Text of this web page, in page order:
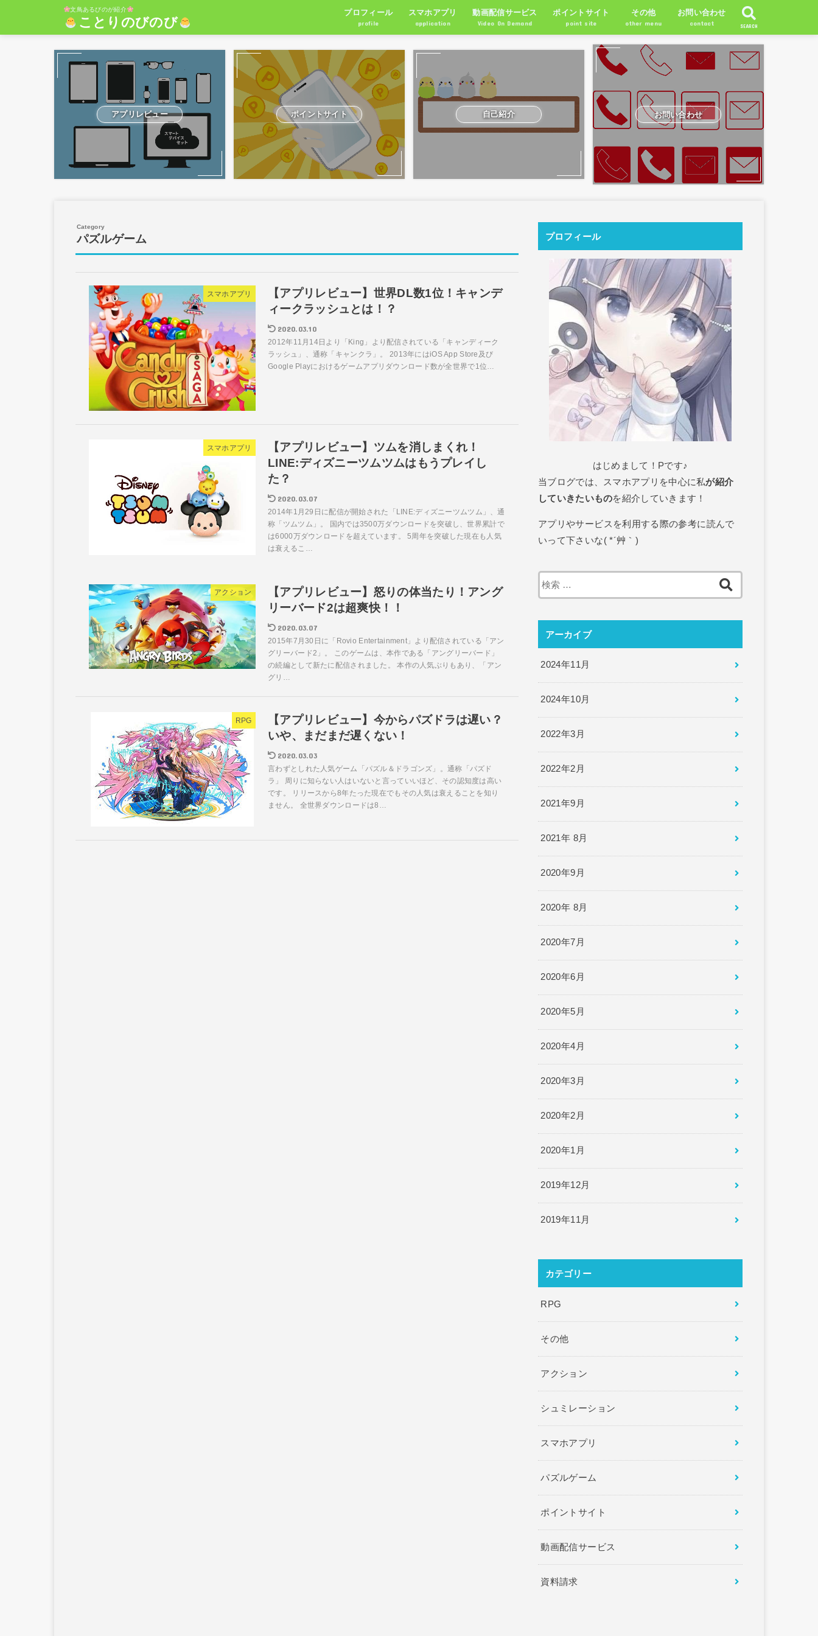
文鳥あるびのが紹介
ことりのびのび
プロフィール
profile
スマホアプリ
application
動画配信サービス
Video On Demand
ポイントサイト
point site
その他
other menu
お問い合わせ
contact SEARCH
アプリレビュー ポイントサイト 自己紹介 お問い合わせ
パズルゲーム
スマホアプリ
【アプリレビュー】世界DL数1位！キャンデ
ィークラッシュとは！？
2020.03.10
2012年11月14日より「King」より配信されている「キャンディーク
ラッシュ」、通称「キャンクラ」。 2013年にはiOS App Store及び
Google Playにおけるゲームアプリダウンロード数が全世界で1位…
スマホアプリ
【アプリレビュー】ツムを消しまくれ！
LINE:ディズニーツムツムはもうプレイし
た？
2020.03.07
2014年1月29日に配信が開始された「LINE:ディズニーツムツム」、通
称「ツムツム」。 国内では3500万ダウンロードを突破し、世界累計で
は6000万ダウンロードを超えています。 5周年を突破した現在も人気
は衰えるこ…
アクション
【アプリレビュー】怒りの体当たり！アング
リーバード2は超爽快！！
2020.03.07
2015年7月30日に「Rovio Entertainment」より配信されている「アン
グリーバード2」。 このゲームは、本作である「アングリーバード」
の続編として新たに配信されました。 本作の人気ぶりもあり、「アン
グリ…
RPG
【アプリレビュー】今からパズドラは遅い？
いや、まだまだ遅くない！
2020.03.03
言わずとしれた人気ゲーム「パズル＆ドラゴンズ」。通称「パズド
ラ」 周りに知らない人はいないと言っていいほど、その認知度は高い
です。 リリースから8年たった現在でもその人気は衰えることを知り
ません。 全世界ダウンロードは8…
プロフィール
はじめまして！Pです♪
当ブログでは、スマホアプリを中心に私が紹介
していきたいものを紹介していきます！
アプリやサービスを利用する際の参考に読んで
いって下さいな( *´艸｀)
アーカイブ
2024年11月
2024年10月
2022年3月
2022年2月
2021年9月
2021年 8月
2020年9月
2020年 8月
2020年7月
2020年6月
2020年5月
2020年4月
2020年3月
2020年2月
2020年1月
2019年12月
2019年11月
カテゴリー
RPG
その他
アクション
シュミレーション
スマホアプリ
パズルゲーム
ポイントサイト
動画配信サービス
資料請求